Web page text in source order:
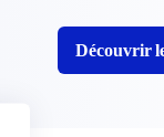
Découvrir